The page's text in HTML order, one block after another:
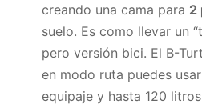
creando una cama para 2
suelo. Es como llevar un
pero versión bici. El B-
en modo ruta puedes
equipaje y hasta 120